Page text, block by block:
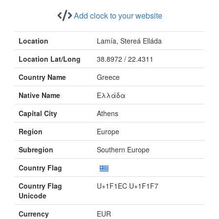
Add clock to your website
Location
Lamía, Stereá Elláda
Location Lat/Long
38.8972 / 22.4311
Country Name
Greece
Native Name
Ελλάδα
Capital City
Athens
Region
Europe
Subregion
Southern Europe
Country Flag
Country Flag
Unicode
U+1F1EC U+1F1F7
Currency
EUR